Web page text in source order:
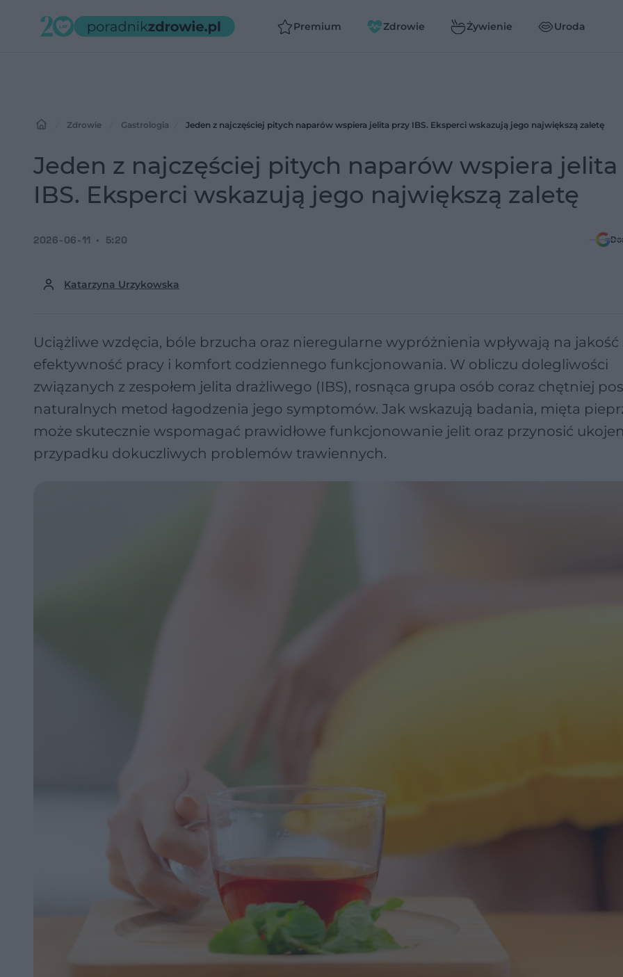
Premium Zdrowie Żywienie Uroda
Zdrowie Gastrologia Jeden z najczęściej pitych naparów wspiera jelita przy IBS. Eksperci wskazują jego największą zaletę
Jeden z najczęściej pitych naparów wspiera
IBS. Eksperci wskazują jego największą zaletę
Katarzyna Urzykowska
2026-06-11 5:20
Uciążliwe wzdęcia, bóle brzucha oraz nieregularne wypróżnienia wpływają na jakość
efektywność pracy i komfort codziennego funkcjonowania. W obliczu dolegliwości
związanych z zespołem jelita drażliwego (IBS), rosnąca grupa osób coraz chętniej
naturalnych metod łagodzenia jego symptomów. Jak wskazują badania, mięta
może skutecznie wspomagać prawidłowe funkcjonowanie jelit oraz przynosić
przypadku dokuczliwych problemów trawiennych.